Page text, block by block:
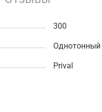
300
Однотонный
Prival